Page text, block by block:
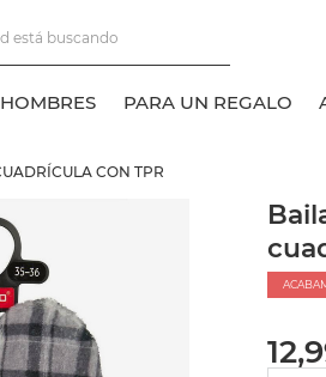
HOMBRES PARA UN REGALO
CON TPR